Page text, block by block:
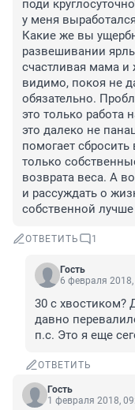
поди
у меня
Какие же вы
развешивании
счастливая мама и
видимо, покоя не
обязательно.
это только работа
это далеко не
помогает
только
возврата веса. А
и рассуждать о
собственной
ОТВЕТИТЬ 1
Гость
6 февраля 2018,
30 с хвостиком?
давно
п.с. Это я еще
ОТВЕТИТЬ
Гость
1 февраля 2018,